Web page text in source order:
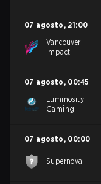
07 agosto , 21:00
Vancouver
Impact
07 agosto , 00:45
Luminosity
Gaming
07 agosto , 00:00
Supernova